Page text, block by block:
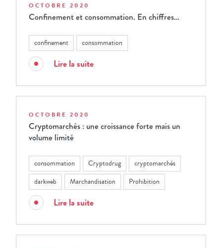
OCTOBRE 2020
Confinement et consommation. En chiffres…
confinement consommation
Lire la suite
OCTOBRE 2020
Cryptomarchés : une croissance forte mais un
volume limité
consommation Cryptodrug
cryptomarchés
darkweb
Marchandisation Prohibition
Lire la suite